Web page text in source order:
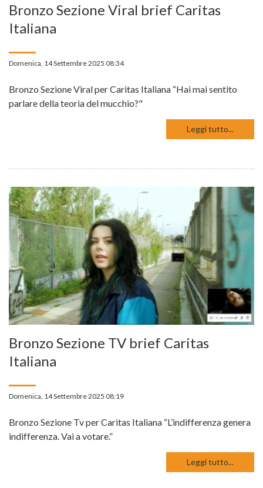
Bronzo Sezione Viral brief Caritas
Italiana
Domenica, 14 Settembre 2025 08:34
Bronzo Sezione Viral per Caritas Italiana “Hai mai sentito
parlare della teoria del mucchio?"
Leggi tutto...
Bronzo Sezione TV brief Caritas
Italiana
Domenica, 14 Settembre 2025 08:19
Bronzo Sezione Tv per Caritas Italiana “L’indifferenza genera
indifferenza. Vai a votare.”
Leggi tutto...